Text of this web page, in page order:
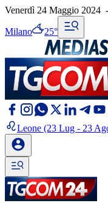
Venerdì 24 Maggio 2024 -
Milano 25°
Leone (23 Lug - 23